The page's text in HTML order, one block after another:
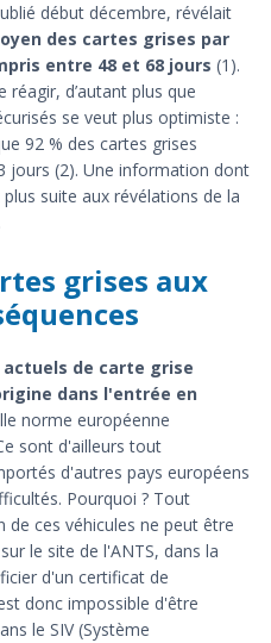
début décembre, révélait
des cartes grises par
entre 48 et 68 jours (1).
d’autant plus que
se veut plus optimiste :
92 % des cartes grises
jours (2). Une information dont
suite aux révélations de la
grises aux
de carte grise
dans l'entrée en
norme européenne
sont d'ailleurs tout
d'autres pays européens
Pourquoi ? Tout
de ces véhicules ne peut être
le site de l'ANTS, dans la
d'un certificat de
donc impossible d'être
le SIV (Système